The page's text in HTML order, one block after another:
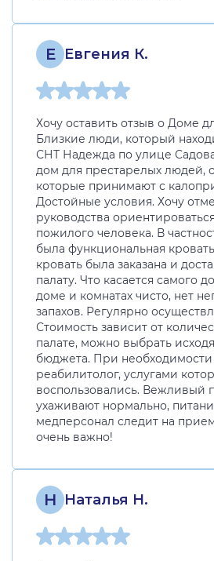
Е Евгения К.
Хочу оставить отзыв о Доме
Близкие люди, который
СНТ Надежда по улице
дом для престарелых людей,
которые принимают с
Достойные условия. Хочу
руководства
пожилого человека. В
была функциональная
кровать была заказана и
палату. Что касается самого
доме и комнатах чисто, нет
запахов. Регулярно
Стоимость зависит от
палате, можно выбрать
бюджета. При необходимости
реабилитолог, услугами
воспользовались. Вежливый
ухаживают нормально,
медперсонал следит на
очень важно!
Н Наталья Н.